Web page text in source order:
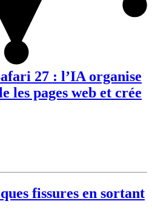
27 : l’IA organise
les pages web et crée
fissures en sortant